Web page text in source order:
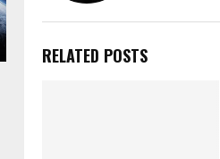
RELATED POSTS